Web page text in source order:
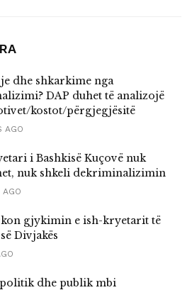
dhe shkarkime nga
DAP duhet të analizojë
kostot/përgjegjësitë
AGO
i Bashkisë Kuçovë nuk
nuk shkeli dekriminalizimin
gjykimin e ish-kryetarit të
Divjakës
dhe publik mbi